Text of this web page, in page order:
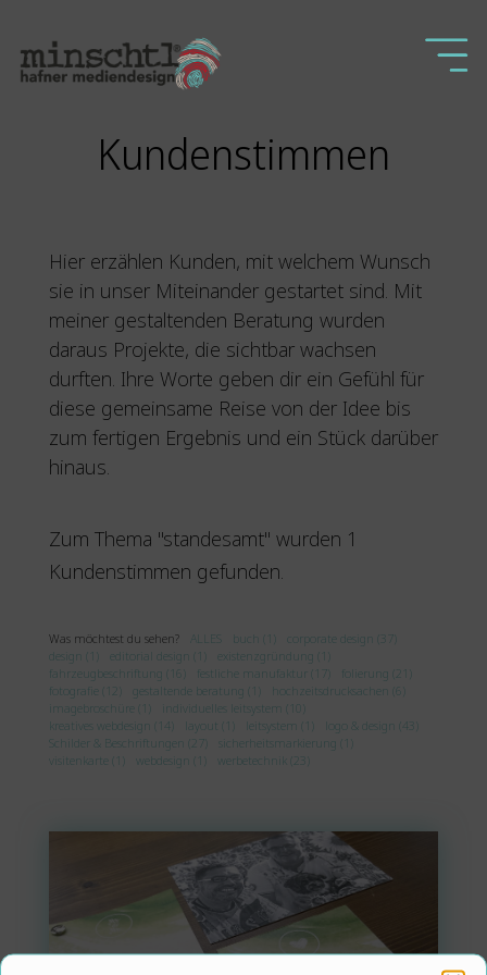
Kundenstimmen
Hier erzählen Kunden, mit welchem Wunsch
sie in unser Miteinander gestartet sind. Mit
meiner gestaltenden Beratung wurden
daraus Projekte, die sichtbar wachsen
durften. Ihre Worte geben dir ein Gefühl für
diese gemeinsame Reise von der Idee bis
zum fertigen Ergebnis und ein Stück darüber
hinaus.
Zum Thema "standesamt" wurden 1
Kundenstimmen gefunden.
Was möchtest du sehen? ALLES buch (1)
corporate design (37)
design (1)
editorial design (1)
existenzgründung (1)
fahrzeugbeschriftung (16)
festliche manufaktur (17)
folierung (21)
fotografie (12)
gestaltende beratung (1)
hochzeitsdrucksachen (6)
imagebroschüre (1)
individuelles leitsystem (10)
kreatives webdesign (14)
layout (1) leitsystem (1)
logo & design (43)
Schilder & Beschriftungen (27)
sicherheitsmarkierung (1)
visitenkarte (1)
webdesign (1) werbetechnik (23)